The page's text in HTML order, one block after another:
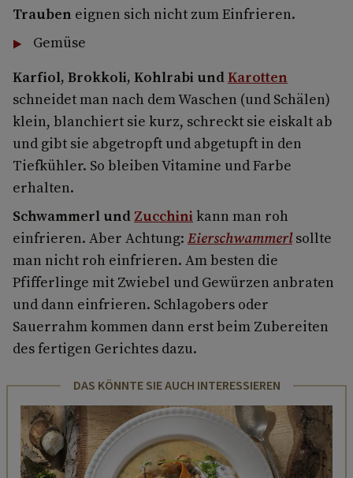
Trauben eignen sich nicht zum Einfrieren.
Gemüse
Karfiol, Brokkoli, Kohlrabi undKarotten
schneidet man nach dem Waschen (und Schälen)
klein, blanchiert sie kurz, schreckt sie eiskalt ab
und gibt sie abgetropft und abgetupft in den
Tiefkühler. So bleiben Vitamine und Farbe
erhalten.
Schwammerl und Zucchini kann man roh
einfrieren. Aber Achtung: Eierschwammerlsollte
man nicht roh einfrieren. Am besten die
Pfifferlinge mit Zwiebel und Gewürzen anbraten
und dann einfrieren. Schlagobers oder
Sauerrahm kommen dann erst beim Zubereiten
des fertigen Gerichtes dazu.
DAS KÖNNTE SIE AUCH INTERESSIEREN